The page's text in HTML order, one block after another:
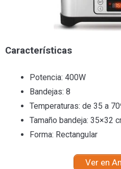
Características
Potencia: 400W
Bandejas: 8
Temperaturas: de 35 a
Tamaño bandeja: 35×32
Forma: Rectangular
Ver en